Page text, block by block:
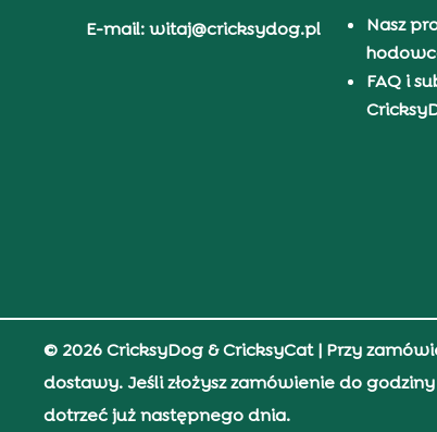
E-mail: witaj@cricksydog.pl
Nasz
FAQ i
© 2026 CricksyDog & CricksyCat| Przy
dostawy. Jeśli złożysz zamówienie do
dotrzeć już następnego dnia.